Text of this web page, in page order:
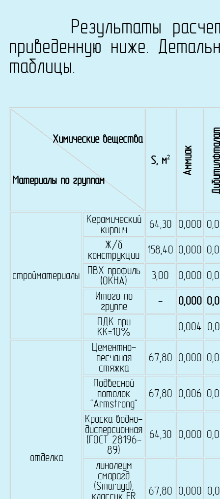
Результаты расчета
приведенную ниже.
таблицы.
Химические вещества
Материалы по группам
S, м2 Аммиак
стройматериалы
Керамический
кирпич
64,30 0,000
Ж/б
конструкции
158,40 0,000
ПВХ профиль
(ОКНА)
3,00 0,000
Итого по
группе
- 0,000
ПДК при
КК=10%
- 0,004
отделка
Цементно-
песчаная
стяжка
67,80 0,000
Подвесной
потолок
"Armstrong"
67,80 0,006
Краска водно-
дисперсионная
(ГОСТ 28196-
89)
64,30 0,000
линолеум
смарагд
(Smaragd),
67,80 0,000